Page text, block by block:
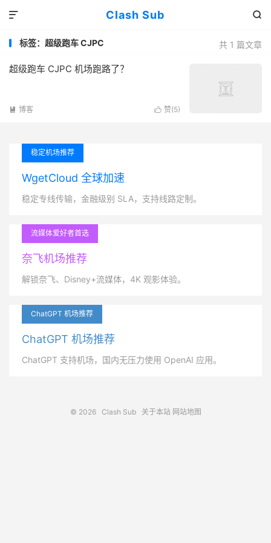
Clash Sub 

共 1 篇文章
标签：超级跑车 CJPC
超级跑车 CJPC 机场跑路了？
 赞(5)
 博客
稳定机场推荐
WgetCloud 全球加速
稳定专线传输，金融级别 SLA，支持线路定制。
流媒体爱好者首选
奈飞机场推荐
解锁奈飞、Disney+流媒体，4K 观影体验。
ChatGPT 机场推荐
ChatGPT 机场推荐
ChatGPT 支持机场，国内无压力使用 OpenAI 应用。
© 2026 Clash Sub 关于本站 网站地图